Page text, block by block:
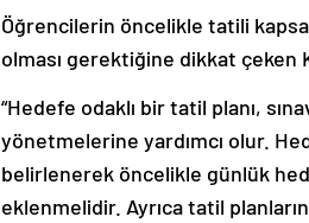
Öğrencilerin öncelikle tatili
olması gerektiğine dikkat
“Hedefe odaklı bir tatil planı,
yönetmelerine yardımcı olur.
belirlenerek öncelikle günlük
eklenmelidir. Ayrıca tatil